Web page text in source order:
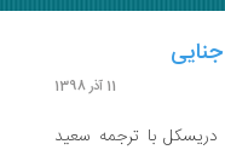
11 آذر 1398
دریسکل با ترجمه سعید